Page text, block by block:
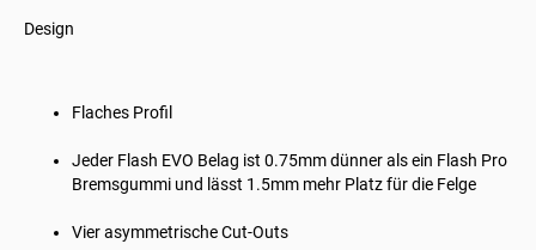
Design
Flaches Profil
Jeder Flash EVO Belag ist 0.75mm dünner als ein Flash Pro
Bremsgummi und lässt 1.5mm mehr Platz für die Felge
Vier asymmetrische Cut-Outs